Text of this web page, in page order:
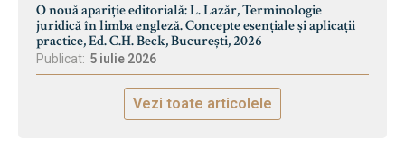
O nouă apariție editorială: L. Lazăr, Terminologie
juridică în limba engleză. Concepte esențiale și aplicații
practice, Ed. C.H. Beck, București, 2026
Publicat: 5 iulie 2026
Vezi toate articolele